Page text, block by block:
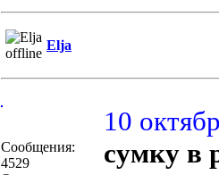
Elja
Сообщения:
4529
10
сумку в